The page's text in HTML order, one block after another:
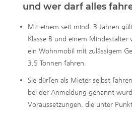
und wer darf alles
Mit einem seit mind. 3 Jahren
Klasse B und einem Mindestalter
ein Wohnmobil mit zulässigem
3,5 Tonnen fahren.
Sie dürfen als Mieter selbst
bei der Anmeldung genannt
Voraussetzungen, die unter